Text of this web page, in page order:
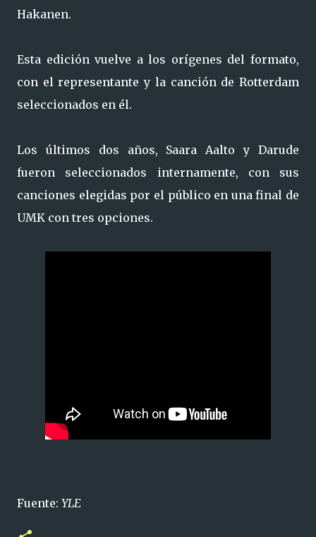
Hakanen.
Esta edición vuelve a los orígenes del formato,
con el representante y la canción de Rotterdam
seleccionados en él.
Los últimos dos años, Saara Aalto y Darude
fueron seleccionados internamente, con sus
canciones elegidas por el público en una final de
UMK con tres opciones.
Fuente: YLE